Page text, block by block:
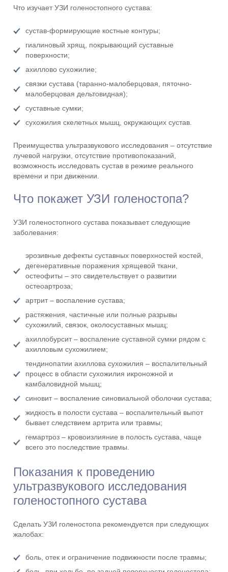
Что изучает УЗИ голеностопного сустава:
сустав-формирующие костные контуры;
гиалиновый хрящ, покрывающий суставные
поверхности;
ахиллово сухожилие;
связки сустава (таранно-малоберцовая, пяточно-
малоберцовая дельтовидная);
суставные сумки;
сухожилия скелетных мышц, окружающих сустав.
Преимущества ультразвукового исследования – отсутствие
лучевой нагрузки, отсутствие противопоказаний,
возможность исследовать сустав в режиме реального
времени и при движении.
Что покажет УЗИ голеностопа?
УЗИ голеностопного сустава показывает следующие
заболевания:
эрозивные дефекты суставных поверхностей костей,
дегенеративные поражения хрящевой ткани,
остеофиты – это свидетельствует о развитии
остеоартроза;
артрит – воспаление сустава;
растяжения, частичные или полные разрывы
сухожилий, связок, околосуставных мышц;
ахиллобурсит – воспаление суставной сумки рядом с
ахилловым сухожилием;
тендинопатии ахиллова сухожилия – воспалительный
процесс в области сухожилия икроножной и
камбаловидной мышц;
синовит – воспаление синовиальной оболочки сустава;
жидкость в полости сустава – воспалительный выпот
бывает следствием артрита или травмы;
гемартроз – кровоизлияние в полость сустава, чаще
всего это последствие травмы.
Показания к проведению
ультразвукового исследования
голеностопного сустава
Сделать УЗИ голеностопа рекомендуется при следующих
жалобах:
боль, отек и ограничение подвижности после травмы;